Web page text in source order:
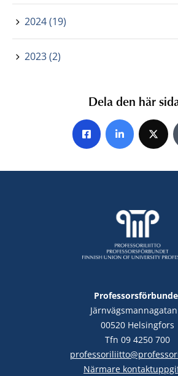
2024 (19)
2023 (2)
Dela den här
Share on Facebook
Share onShare
00520 Helsingfors
Tfn 09 4250 700
Närmare